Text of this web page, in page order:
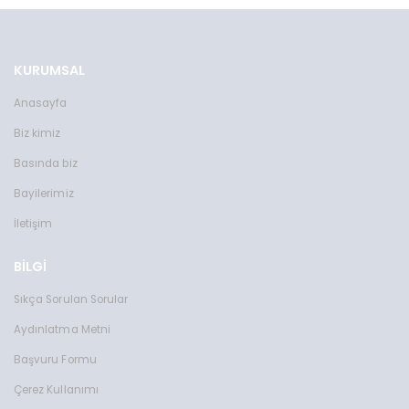
KURUMSAL
Anasayfa
Biz kimiz
Basında biz
Bayilerimiz
İletişim
BİLGİ
Sıkça Sorulan Sorular
Aydınlatma Metni
Başvuru Formu
Çerez Kullanımı